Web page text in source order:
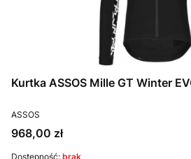
Kurtka ASSOS Mille GT Winter
PRODUCENT
ASSOS
Cena
968,00 zł
Dostępność: brak